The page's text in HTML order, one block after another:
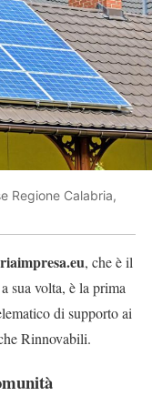
Regione Calabria,
, che è il
sua volta, è la prima
di supporto ai
Rinnovabili.